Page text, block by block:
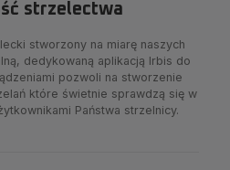
strzelectwa
stworzony na miarę naszych
dedykowaną aplikacją Irbis do
pozwoli na stworzenie
które świetnie sprawdzą się w
Państwa strzelnicy.